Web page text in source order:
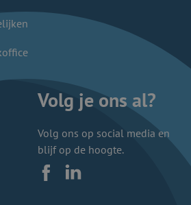
Volg je ons al?
Volg ons op social media en
blijf op de hoogte.
FacebookLinkedIn